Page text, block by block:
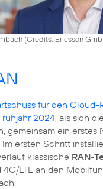
(Credits: Ericsson
für den Cloud-
2024, als sich
gemeinsam ein erstes
ersten Schritt
klassische RAN-
4G/LTE an den